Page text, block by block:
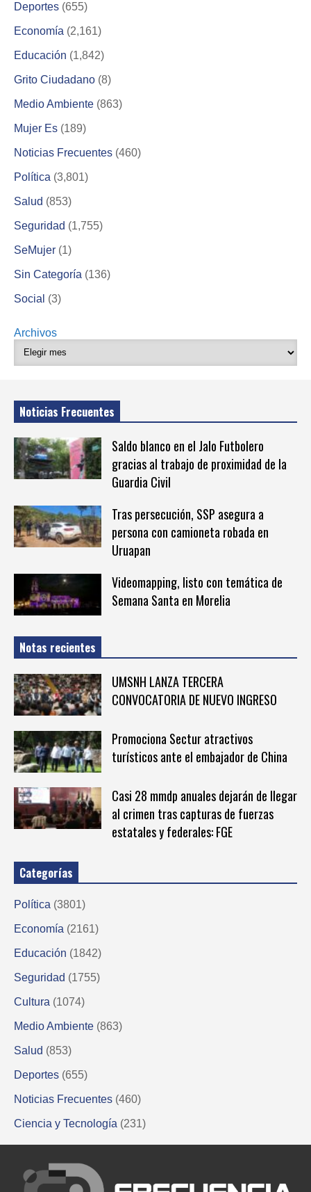
Deportes (655)
Economía (2,161)
Educación (1,842)
Grito Ciudadano (8)
Medio Ambiente (863)
Mujer Es (189)
Noticias Frecuentes (460)
Política (3,801)
Salud (853)
Seguridad (1,755)
SeMujer (1)
Sin Categoría (136)
Social (3)
Archivos
Noticias Frecuentes
Saldo blanco en el Jalo Futbolero
gracias al trabajo de proximidad de la
Guardia Civil
Tras persecución, SSP asegura a
persona con camioneta robada en
Uruapan
Videomapping, listo con temática de
Semana Santa en Morelia
Notas recientes
UMSNH LANZA TERCERA
CONVOCATORIA DE NUEVO INGRESO
Promociona Sectur atractivos
turísticos ante el embajador de China
Casi 28 mmdp anuales dejarán de llegar
al crimen tras capturas de fuerzas
estatales y federales: FGE
Categorías
Política (3801)
Economía (2161)
Educación (1842)
Seguridad (1755)
Cultura (1074)
Medio Ambiente (863)
Salud (853)
Deportes (655)
Noticias Frecuentes (460)
Ciencia y Tecnología (231)